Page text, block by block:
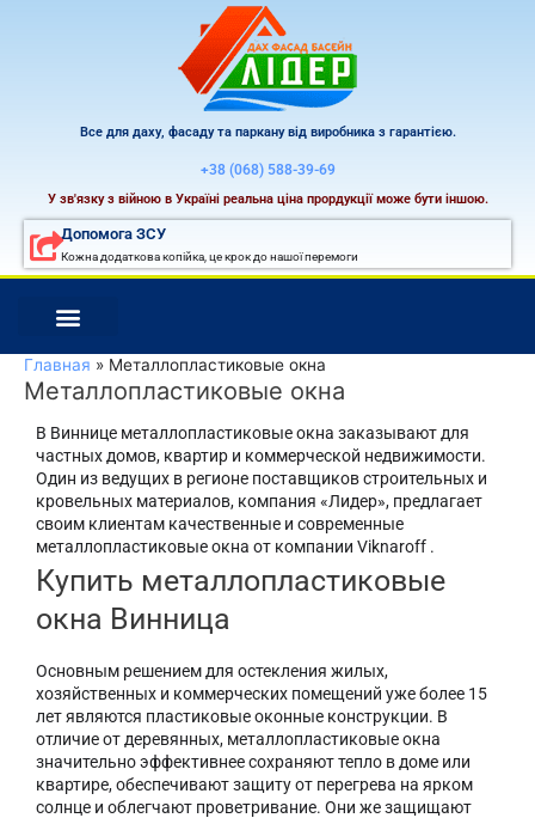
Все для даху, фасаду та паркану від виробника з гарантією.
+38 (068) 588-39-69
У зв'язку з війною в Україні реальна ціна прордукції може бути іншою.
Допомога ЗСУ
Кожна додаткова копійка, це крок до нашої перемоги
Главная Металлопластиковые окна
Металлопластиковые окна
В Виннице металлопластиковые окна заказывают для
частных домов, квартир и коммерческой недвижимости.
Один из ведущих в регионе поставщиков строительных и
кровельных материалов, компания «Лидер», предлагает
своим клиентам качественные и современные
металлопластиковые окна от компании Viknaroff .
Купить металлопластиковые
окна Винница
Основным решением для остекления жилых,
хозяйственных и коммерческих помещений уже более 15
лет являются пластиковые оконные конструкции. В
отличие от деревянных, металлопластиковые окна
значительно эффективнее сохраняют тепло в доме или
квартире, обеспечивают защиту от перегрева на ярком
солнце и облегчают проветривание. Они же защищают